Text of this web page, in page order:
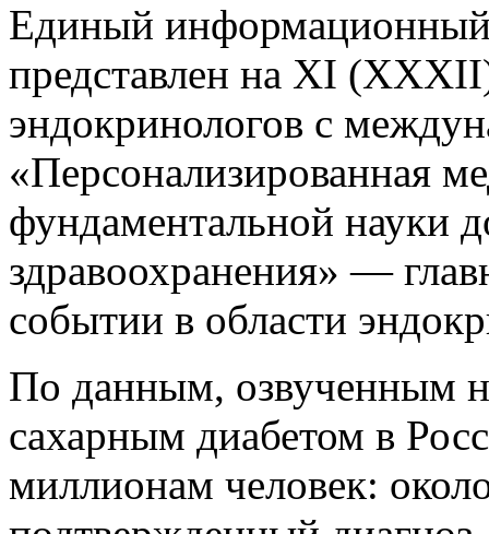
Единый
представлен на XI
эндокринологов с
«Персонализированная
фундаментальной науки
здравоохранения» —
событии в области
По данным, озвученным
сахарным диабетом в
миллионам человек: